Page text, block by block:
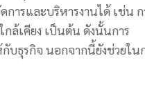
ารและบริหารงานได้ เช่น ก
ล้เคียง เป็นต้น ดังนั้นการ
บธุรกิจ นอกจากนี้ยังช่วยใน